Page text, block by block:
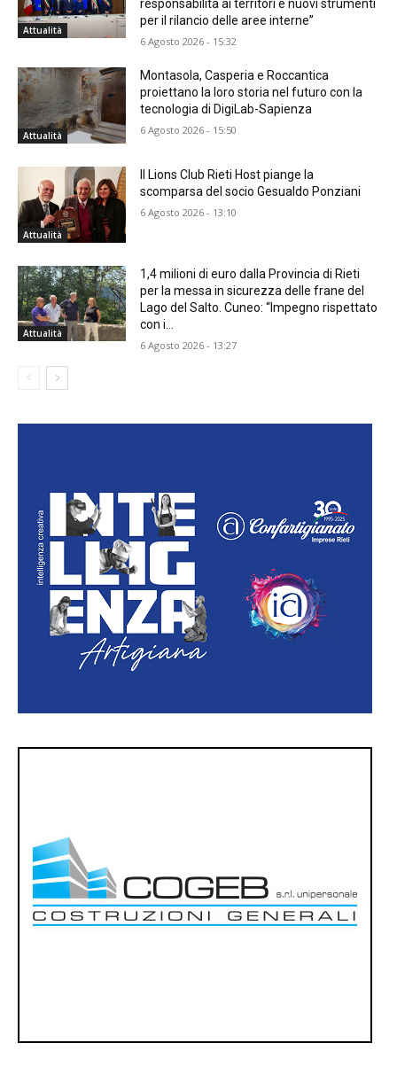
Attualità
responsabilità ai territori e nuovi strumenti
per il rilancio delle aree interne”
6 Agosto 2026 - 15:32
Attualità
Montasola, Casperia e Roccantica
proiettano la loro storia nel futuro con la
tecnologia di DigiLab-Sapienza
6 Agosto 2026 - 15:50
Attualità
Il Lions Club Rieti Host piange la
scomparsa del socio Gesualdo Ponziani
6 Agosto 2026 - 13:10
Attualità
1,4 milioni di euro dalla Provincia di Rieti
per la messa in sicurezza delle frane del
Lago del Salto. Cuneo: “Impegno rispettato
con i...
6 Agosto 2026 - 13:27